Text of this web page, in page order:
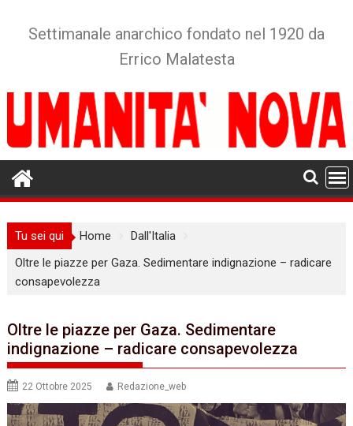
Settimanale anarchico fondato nel 1920 da
Errico Malatesta
Tu sei qui Home
Dall'Italia
Oltre le piazze per Gaza. Sedimentare indignazione – radicare
consapevolezza
Oltre le piazze per Gaza. Sedimentare
indignazione – radicare consapevolezza
22 Ottobre 2025 Redazione_web